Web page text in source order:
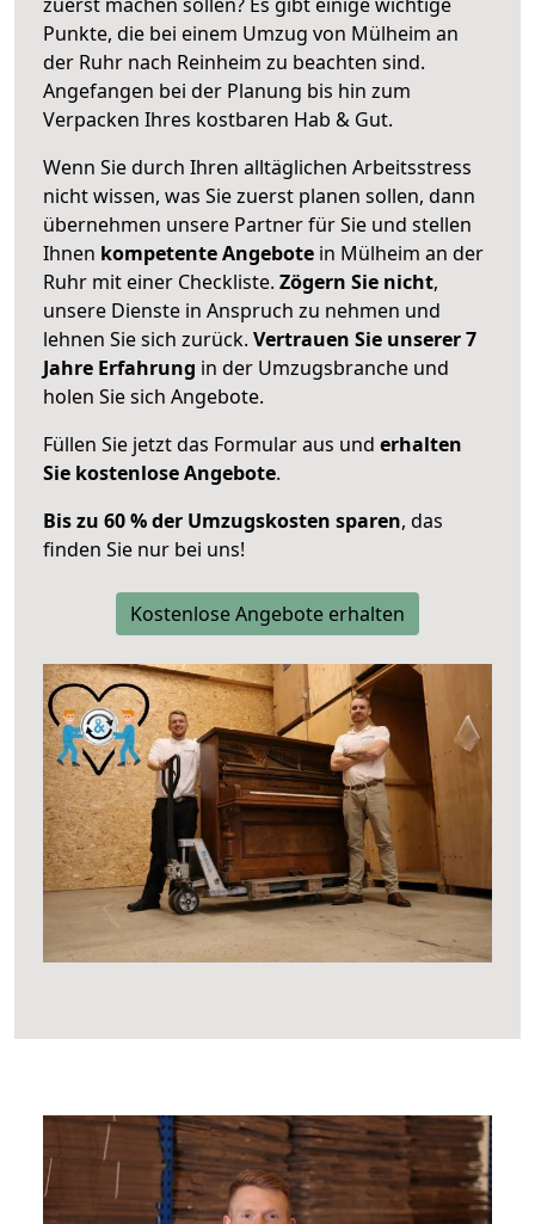
Punkte, die bei einem Umzug von Mülheim an
der Ruhr nach Reinheim zu beachten sind.
Angefangen bei der Planung bis hin zum
Verpacken Ihres kostbaren Hab & Gut.
Wenn Sie durch Ihren alltäglichen Arbeitsstress
nicht wissen, was Sie zuerst planen sollen, dann
übernehmen unsere Partner für Sie und stellen
Ihnen kompetente Angebote in Mülheim an der
Ruhr mit einer Checkliste. Zögern Sie nicht,
unsere Dienste in Anspruch zu nehmen und
lehnen Sie sich zurück. Vertrauen Sie unserer 7
Jahre Erfahrung in der Umzugsbranche und
holen Sie sich Angebote.
Füllen Sie jetzt das Formular aus und erhalten
Sie kostenlose Angebote.
Bis zu 60 % der Umzugskosten sparen, das
finden Sie nur bei uns!
Kostenlose Angebote erhalten